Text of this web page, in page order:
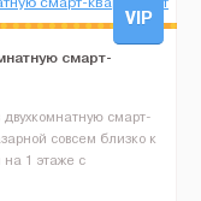
VIP
смарт-
смарт-
совсем близко к
на 1 этаже с
дво...